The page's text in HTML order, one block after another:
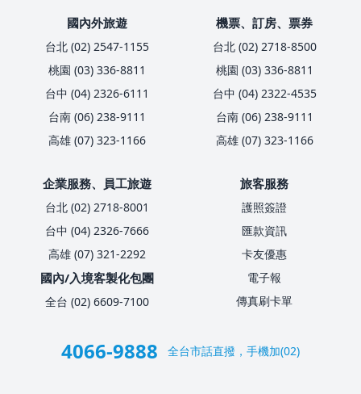
國內外旅遊
台北 (02) 2547-1155
桃園 (03) 336-8811
台中 (04) 2326-6111
台南 (06) 238-9111
高雄 (07) 323-1166
機票、訂房、票券
台北 (02) 2718-8500
桃園 (03) 336-8811
台中 (04) 2322-4535
台南 (06) 238-9111
高雄 (07) 323-1166
企業服務、員工旅遊
台北 (02) 2718-8001
台中 (04) 2326-7666
高雄 (07) 321-2292
國內/入境客製化包團
全台 (02) 6609-7100
旅客服務
護照簽證
匯款資訊
卡友優惠
電子報
傳真刷卡單
4066-9888 全台市話直撥，手機加(02)